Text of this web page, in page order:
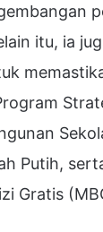
itu, ia
Putih,
Gratis